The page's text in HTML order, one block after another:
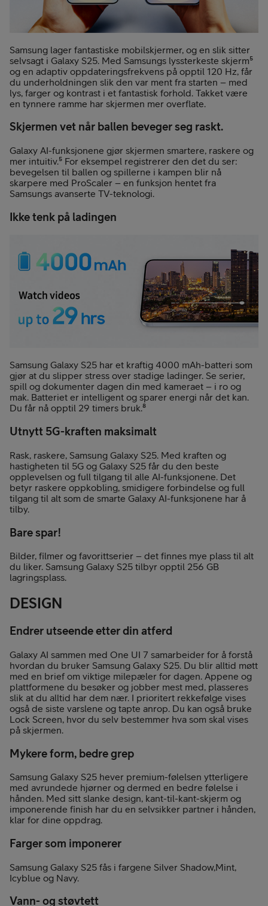
Samsung lager fantastiske mobilskjermer, og en slik sitter
selvsagt i Galaxy S25. Med Samsungs lyssterkeste skjerm⁵
og en adaptiv oppdateringsfrekvens på opptil 120 Hz, får
du underholdningen slik den var ment fra starten – med
lys, farger og kontrast i et fantastisk forhold. Takket være
en tynnere ramme har skjermen mer overflate.
Skjermen vet når ballen beveger seg raskt.
Galaxy AI-funksjonene gjør skjermen smartere, raskere og
mer intuitiv.⁵ For eksempel registrerer den det du ser:
bevegelsen til ballen og spillerne i kampen blir nå
skarpere med ProScaler – en funksjon hentet fra
Samsungs avanserte TV-teknologi.
Ikke tenk på ladingen
Samsung Galaxy S25 har et kraftig 4000 mAh-batteri som
gjør at du slipper stress over stadige ladinger. Se serier,
spill og dokumenter dagen din med kameraet – i ro og
mak. Batteriet er intelligent og sparer energi når det kan.
Du får nå opptil 29 timers bruk.⁸
Utnytt 5G-kraften maksimalt
Rask, raskere, Samsung Galaxy S25. Med kraften og
hastigheten til 5G og Galaxy S25 får du den beste
opplevelsen og full tilgang til alle AI-funksjonene. Det
betyr raskere oppkobling, smidigere forbindelse og full
tilgang til alt som de smarte Galaxy AI-funksjonene har å
tilby.
Bare spar!
Bilder, filmer og favorittserier – det finnes mye plass til alt
du liker. Samsung Galaxy S25 tilbyr opptil 256 GB
lagringsplass.
DESIGN
Endrer utseende etter din atferd
Galaxy AI sammen med One UI 7 samarbeider for å forstå
hvordan du bruker Samsung Galaxy S25. Du blir alltid møtt
med en brief om viktige milepæler for dagen. Appene og
plattformene du besøker og jobber mest med, plasseres
slik at du alltid har dem nær. I prioritert rekkefølge vises
også de siste varslene og tapte anrop. Du kan også bruke
Lock Screen, hvor du selv bestemmer hva som skal vises
på skjermen.
Mykere form, bedre grep
Samsung Galaxy S25 hever premium-følelsen ytterligere
med avrundede hjørner og dermed en bedre følelse i
hånden. Med sitt slanke design, kant-til-kant-skjerm og
imponerende finish har du en selvsikker partner i hånden,
klar for dine oppdrag.
Farger som imponerer
Samsung Galaxy S25 fås i fargene Silver Shadow,Mint,
Icyblue og Navy.
Vann- og støvtett